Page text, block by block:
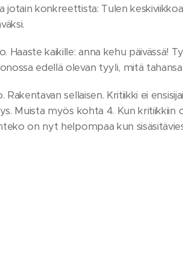
konkreettista: Tulen
Haaste kaikille: anna kehu päivässä!
edellä olevan tyyli, mitä
Rakentavan sellaisen. Kritiikki ei
Muista myös kohta 4. Kun
on nyt helpompaa kun